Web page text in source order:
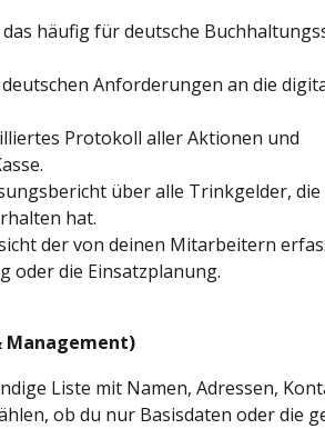
häufig für deutsche
Anforderungen an die
Protokoll aller Aktionen und
über alle Trinkgelder, die
hat.
der von deinen Mitarbeitern
oder die Einsatzplanung.
Management)
Liste mit Namen, Adressen,
ob du nur Basisdaten oder die